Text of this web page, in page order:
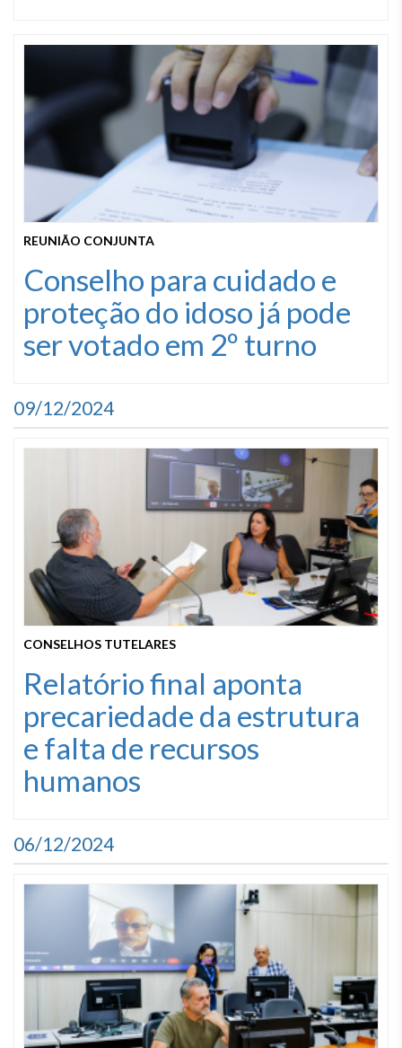
REUNIÃO CONJUNTA
Conselho para cuidado e
proteção do idoso já pode
ser votado em 2º turno
09/12/2024
CONSELHOS TUTELARES
Relatório final aponta
precariedade da estrutura
e falta de recursos
humanos
06/12/2024